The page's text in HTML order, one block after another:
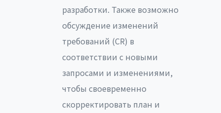
разработки. Также возможно
обсуждение изменений
требований (CR) в
соответствии с новыми
запросами и изменениями,
чтобы своевременно
скорректировать план и